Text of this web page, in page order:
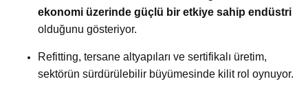
ekonomi üzerinde güçlü bir etkiye sahip endüstri
olduğunu gösteriyor.
Refitting, tersane altyapıları ve sertifikalı üretim,
sektörün sürdürülebilir büyümesinde kilit rol oynuyor.